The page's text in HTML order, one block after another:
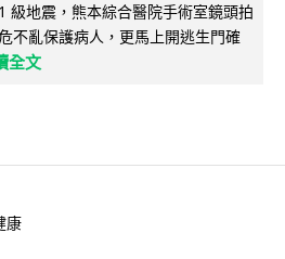
級地震，熊本綜合醫院手術室鏡頭拍
不亂保護病人，更馬上開逃生門確
全文
康